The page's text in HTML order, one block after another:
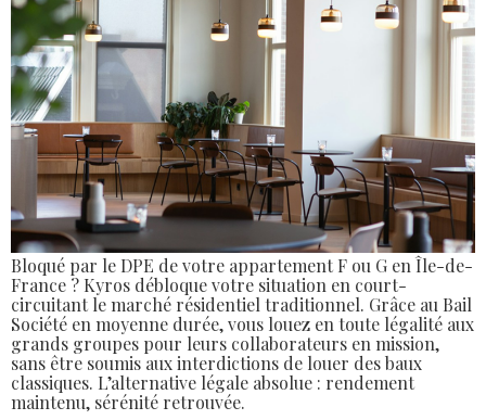
Bloqué par le DPE de votre appartement F ou G en Île-de-
France ? Kyros débloque votre situation en court-
circuitant le marché résidentiel traditionnel. Grâce au Bail
Société en moyenne durée, vous louez en toute légalité aux
grands groupes pour leurs collaborateurs en mission,
sans être soumis aux interdictions de louer des baux
classiques. L’alternative légale absolue : rendement
maintenu, sérénité retrouvée.